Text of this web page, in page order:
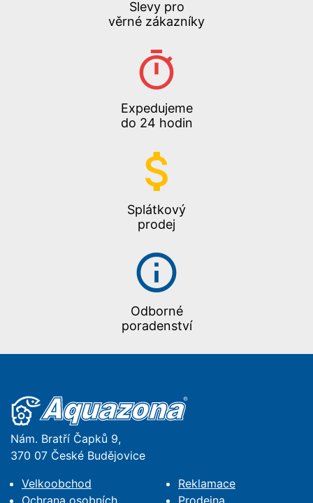
Slevy pro
věrné zákazníky
Expedujeme
do 24 hodin
Splátkový
prodej
Odborné
poradenství
Nám. Bratří Čapků 9,
370 07 České Budějovice
Velkoobchod
Reklamace